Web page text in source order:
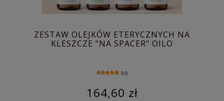
ZESTAW OLEJKÓW ETERYCZNYCH NA
KLESZCZE "NA SPACER" OILO
5.0
164,60 zł